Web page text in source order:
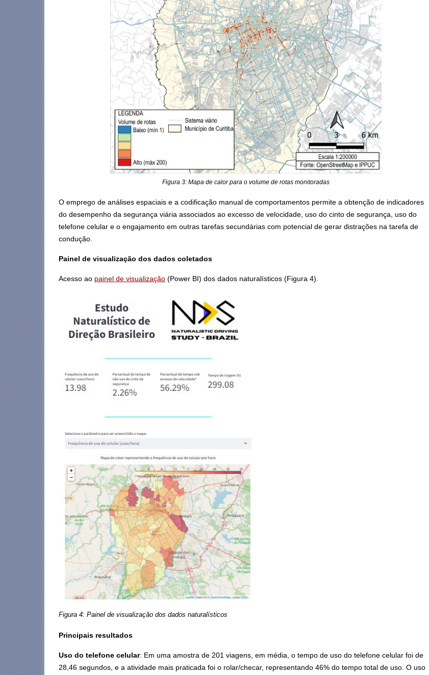
Figura 3: Mapa de calor para o volume de rotas monitoradas
O emprego de análises espaciais e a codificação manual de comportamentos permite a obtenção de indicadores
do desempenho da segurança viária associados ao excesso de velocidade, uso do cinto de segurança, uso do
telefone celular e o engajamento em outras tarefas secundárias com potencial de gerar distrações na tarefa de
condução.
Painel de visualização dos dados coletados
Acesso ao painel de visualização (Power BI) dos dados naturalísticos (Figura 4).
Figura 4: Painel de visualização dos dados naturalísticos
Principais resultados
Uso do telefone celular: Em uma amostra de 201 viagens, em média, o tempo de uso do telefone celular foi de
28,46 segundos, e a atividade mais praticada foi o rolar/checar, representando 46% do tempo total de uso. O uso